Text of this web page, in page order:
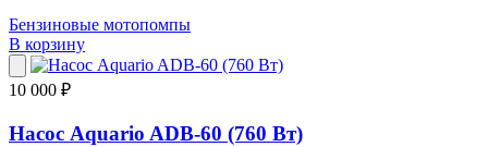
Бензиновые мотопомпы
В корзину
10 000 ₽
Насос Aquario ADB-60 (760 Вт)